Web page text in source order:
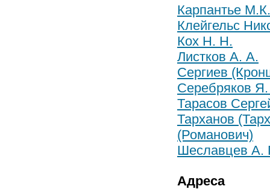
Карпантье М.К.
Клейгельс
Кох Н. Н.
Листков А. А.
Сергиев
Серебряков
Тарасов
Тарханов
(Романович)
Шеславцев А.
Адреса